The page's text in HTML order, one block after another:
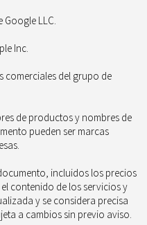
LLC.
Inc.
comerciales del grupo de
de productos y nombres de
pueden ser marcas
incluidos los precios
contenido de los servicios y
y se considera precisa
a cambios sin previo aviso.